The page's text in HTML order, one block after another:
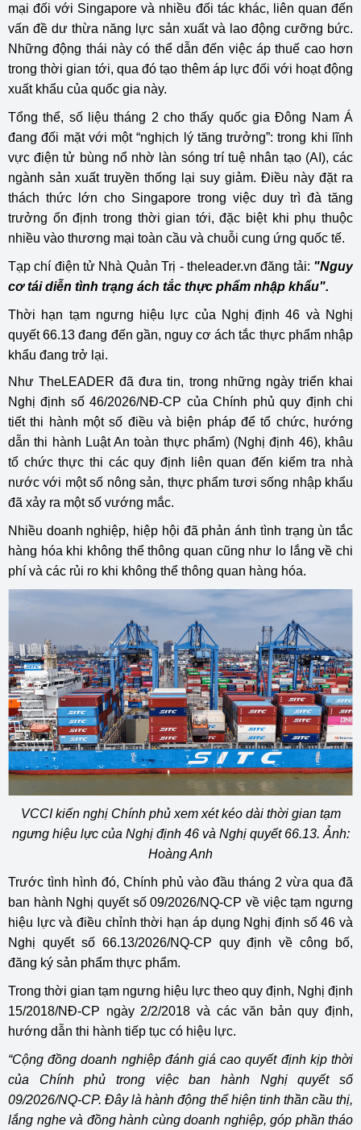
mại đối với Singapore và nhiều đối tác khác, liên quan đến
vấn đề dư thừa năng lực sản xuất và lao động cưỡng bức.
Những động thái này có thể dẫn đến việc áp thuế cao hơn
trong thời gian tới, qua đó tạo thêm áp lực đối với hoạt động
xuất khẩu của quốc gia này.
Tổng thể, số liệu tháng 2 cho thấy quốc gia Đông Nam Á
đang đối mặt với một “nghịch lý tăng trưởng”: trong khi lĩnh
vực điện tử bùng nổ nhờ làn sóng trí tuệ nhân tạo (AI), các
ngành sản xuất truyền thống lại suy giảm. Điều này đặt ra
thách thức lớn cho Singapore trong việc duy trì đà tăng
trưởng ổn định trong thời gian tới, đặc biệt khi phụ thuộc
nhiều vào thương mại toàn cầu và chuỗi cung ứng quốc tế.
Tạp chí điện tử Nhà Quản Trị - theleader.vn đăng tải: "Nguy
cơ tái diễn tình trạng ách tắc thực phẩm nhập khẩu".
Thời hạn tạm ngưng hiệu lực của Nghị định 46 và Nghị
quyết 66.13 đang đến gần, nguy cơ ách tắc thực phẩm nhập
khẩu đang trở lại.
Như TheLEADER đã đưa tin, trong những ngày triển khai
Nghị định số 46/2026/NĐ-CP của Chính phủ quy định chi
tiết thi hành một số điều và biện pháp để tổ chức, hướng
dẫn thi hành Luật An toàn thực phẩm) (Nghị định 46), khâu
tổ chức thực thi các quy định liên quan đến kiểm tra nhà
nước với một số nông sản, thực phẩm tươi sống nhập khẩu
đã xảy ra một số vướng mắc.
Nhiều doanh nghiệp, hiệp hội đã phản ánh tình trạng ùn tắc
hàng hóa khi không thể thông quan cũng như lo lắng về chi
phí và các rủi ro khi không thể thông quan hàng hóa.
VCCI kiến nghị Chính phủ xem xét kéo dài thời gian tạm
ngưng hiệu lực của Nghị định 46 và Nghị quyết 66.13. Ảnh:
Hoàng Anh
Trước tình hình đó, Chính phủ vào đầu tháng 2 vừa qua đã
ban hành Nghị quyết số 09/2026/NQ-CP về việc tạm ngưng
hiệu lực và điều chỉnh thời hạn áp dụng Nghị định số 46 và
Nghị quyết số 66.13/2026/NQ-CP quy định về công bố,
đăng ký sản phẩm thực phẩm.
Trong thời gian tạm ngưng hiệu lực theo quy định, Nghị định
15/2018/NĐ-CP ngày 2/2/2018 và các văn bản quy định,
hướng dẫn thi hành tiếp tục có hiệu lực.
“Cộng đồng doanh nghiệp đánh giá cao quyết định kịp thời
của Chính phủ trong việc ban hành Nghị quyết số
09/2026/NQ-CP. Đây là hành động thể hiện tinh thần cầu thị,
lắng nghe và đồng hành cùng doanh nghiệp, góp phần tháo